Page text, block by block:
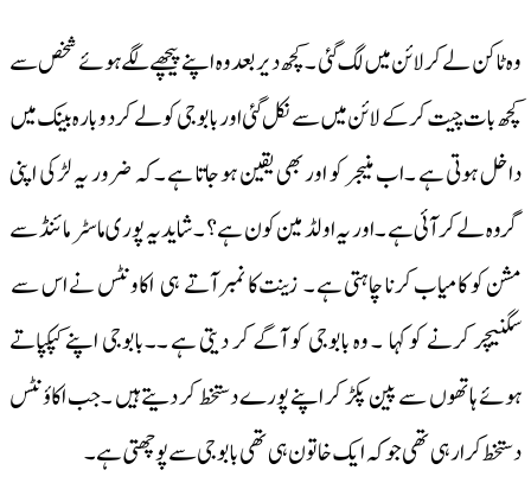
وہ ٹاکن لے کر لائن میں لگ گئی ۔کچھ دیر بعد وہ اپنے پیچھے لگے ہوئے شخص سے
کچھ بات چیت کرکے لائن میں سے نکل گئی اور بابوجی کو لے کر دوبارہ بینک میں
داخل ہوتی ہے ۔اب منیجر کو اور بھی یقین ہو جاتا ہے ۔کہ ضرور یہ لڑکی اپنی
گروہ لے کر آئی ہے ۔ اور یہ اولڈ مین کون ہے ؟ ۔شاید یہ پوری ماسٹر مائنڈ سے
مشن کو کامیاب کرنا چاہتی ہے ۔ زینت کا نمبر آتے ہی اکاونٹس نے اس سے
سگنیچر کرنے کو کہا ۔ وہ بابوجی کو آگے کر دیتی ہے ۔۔بابوجی اپنے کپکپاتے
ہوئے ہاتھوں سے پین پکڑ کر اپنے پورے دستخط کر دیتے ہیں ۔جب اکاؤنٹس
دستخط کرا رہی تھی جو کہ ایک خاتون ہی تھی بابوجی سے پوچھتی ہے۔